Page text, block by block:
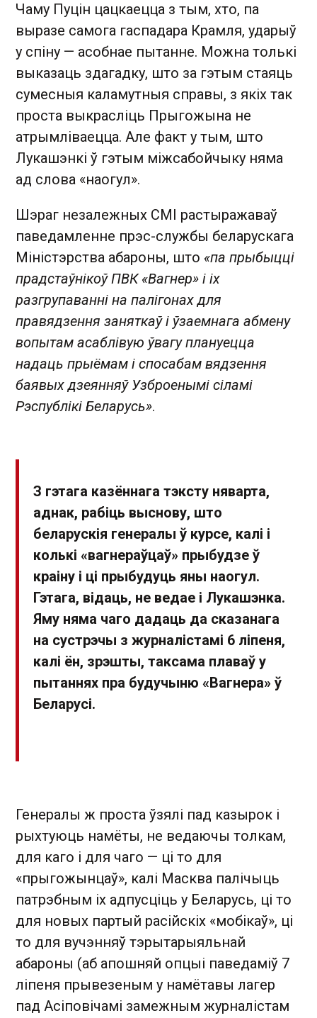
Чаму Пуцін цацкаецца з тым, хто, па
выразе самога гаспадара Крамля, ударыў
у спіну — асобнае пытанне. Можна толькі
выказаць здагадку, што за гэтым стаяць
сумесныя каламутныя справы, з якіх так
проста выкрасліць Прыгожына не
атрымліваецца. Але факт у тым, што
Лукашэнкі ў гэтым міжсабойчыку няма
ад слова «наогул».
Шэраг незалежных СМІ растыражаваў
паведамленне прэс-службы беларускага
Міністэрства абароны, што «па прыбыцці
прадстаўнікоў ПВК «Вагнер» і іх
разгрупаванні на палігонах для
правядзення заняткаў і ўзаемнага абмену
вопытам асаблівую ўвагу плануецца
надаць прыёмам і спосабам вядзення
баявых дзеянняў Узброенымі сіламі
Рэспублікі Беларусь».
З гэтага казённага тэксту няварта,
аднак, рабіць выснову, што
беларускія генералы ў курсе, калі і
колькі «вагнераўцаў» прыбудзе ў
краіну і ці прыбудуць яны наогул.
Гэтага, відаць, не ведае і Лукашэнка.
Яму няма чаго дадаць да сказанага
на сустрэчы з журналістамі 6 ліпеня,
калі ён, зрэшты, таксама плаваў у
пытаннях пра будучыню «Вагнера» ў
Беларусі.
Генералы ж проста ўзялі пад казырок і
рыхтуюць намёты, не ведаючы толкам,
для каго і для чаго — ці то для
«прыгожынцаў», калі Масква палічыць
патрэбным іх адпусціць у Беларусь, ці то
для новых партый расійскіх «мобікаў», ці
то для вучэнняў тэрытарыяльнай
абароны (аб апошняй опцыі паведаміў 7
ліпеня прывезеным у намётавы лагер
пад Асіповічамі замежным журналістам